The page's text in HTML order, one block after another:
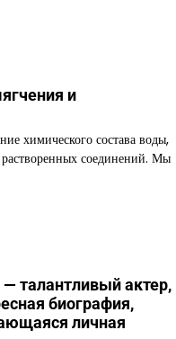
и
химического состава воды,
соединений. Мы
талантливый актер,
биография,
личная